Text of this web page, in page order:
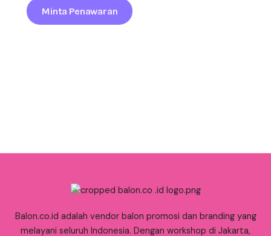
Minta Penawaran
Balon.co.id adalah vendor balon promosi dan branding yang
melayani seluruh Indonesia. Dengan workshop di Jakarta,